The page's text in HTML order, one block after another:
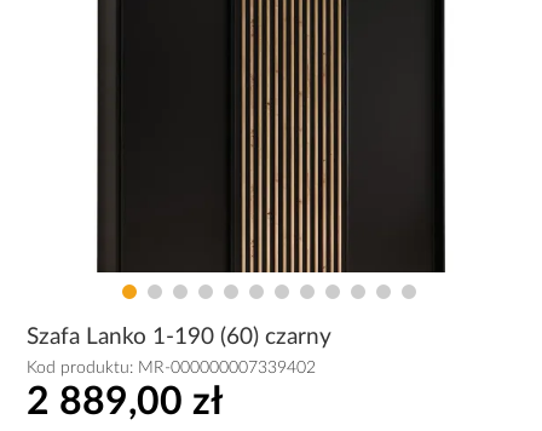
Szafa Lanko 1-190 (60) czarny
Kod produktu: MR-000000007339402
2 889,00 zł